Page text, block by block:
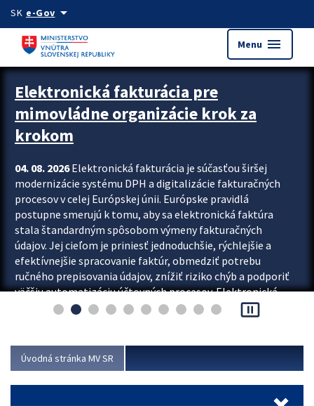
Preskocit na hlavný obsah
SK e-Govarrow_drop_down
Menu menu
Zastavit automatický posun upútavok
Elektronická fakturácia pre
mimovládne organizácie krok za
krokom
04. 08. 2026Elektronická fakturácia je súčasťou širšej
modernizácie systému DPH a digitalizácie fakturačných
procesov v celej Európskej únii. Európske pravidlá
postupne smerujú k tomu, aby sa elektronická faktúra
stala štandardným spôsobom výmeny fakturačných
údajov. Jej cieľom je priniesť jednoduchšie, rýchlejšie a
efektívnejšie spracovanie faktúr, obmedziť potrebu
ručného prepisovania údajov, znížiť riziko chýb a podporiť
väčšiu automatizáciu účtovných procesov. Elektronická
fakturácia preto nepredstavuje...
pause_presentation
Úvodná stránka MV SR